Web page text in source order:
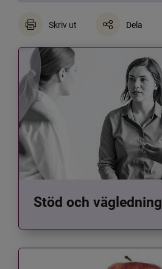
Skriv ut Dela
Stöd och vägledning